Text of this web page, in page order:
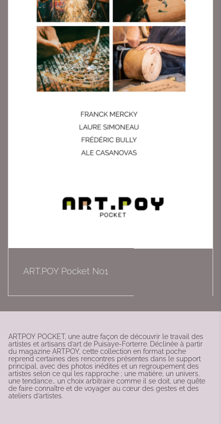
ART.POY Pocket No1
ART.POY POCKET, une autre façon de découvrir le travail des
artistes et artisans d’art de Puisaye-Forterre. Déclinée à partir
du magazine ART.POY, cette collection en format poche
reprend certaines des rencontres présentes dans le support
principal, avec des photos inédites et un regroupement des
artistes selon ce qui les rapproche ; une matière, un univers,
une tendance… un choix arbitraire comme il se doit, une quête
de faire connaître et de voyager au cœur des gestes et des
ateliers d’artistes.